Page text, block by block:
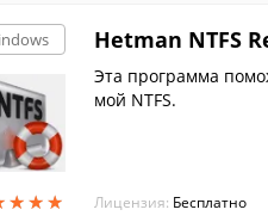
★★★
★★★
Hetman NTFS
Эта программа
мой NTFS.
Лицензия: Бесплатно